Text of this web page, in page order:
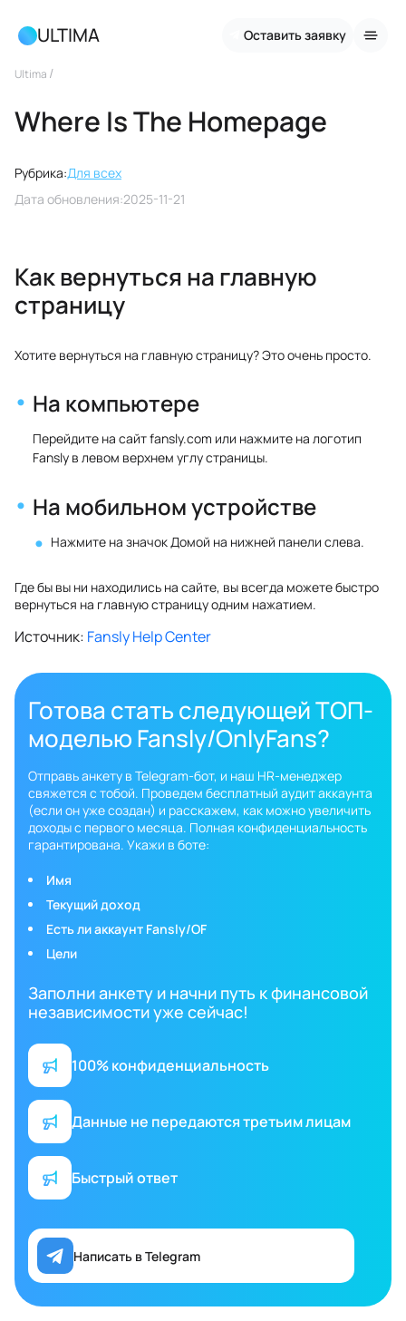
ULTIMA Оставить заявку
Ultima /
Where Is The Homepage
Рубрика:Для всех
Дата обновления:2025-11-21
Как вернуться на главную
страницу
Хотите вернуться на главную страницу? Это очень просто.
На компьютере
Перейдите на сайт fansly.com или нажмите на логотип
Fansly в левом верхнем углу страницы.
На мобильном устройстве
Нажмите на значок Домой на нижней панели слева.
Где бы вы ни находились на сайте, вы всегда можете быстро
вернуться на главную страницу одним нажатием.
Источник: Fansly Help Center
Готова стать следующей ТОП-
моделью Fansly/OnlyFans?
Отправь анкету в Telegram-бот, и наш HR-менеджер
свяжется с тобой. Проведем бесплатный аудит аккаунта
(если он уже создан) и расскажем, как можно увеличить
доходы с первого месяца. Полная конфиденциальность
гарантирована. Укажи в боте:
Имя
Текущий доход
Есть ли аккаунт Fansly/OF
Цели
Заполни анкету и начни путь к финансовой
независимости уже сейчас!
100% конфиденциальность
Данные не передаются третьим лицам
Быстрый ответ
Написать в Telegram